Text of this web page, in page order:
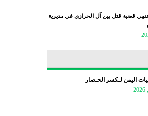
تنهي قضية قتل بين آل الحرازي في مديرية
اليمن لـكسر الحـصار